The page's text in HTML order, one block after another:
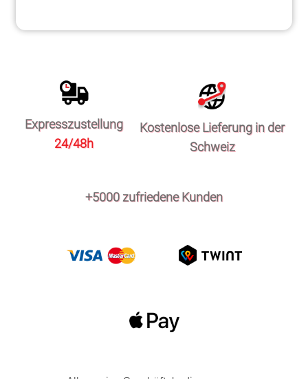
Expresszustellung
24/48h
Kostenlose Lieferung in der
Schweiz
+5000 zufriedene Kunden